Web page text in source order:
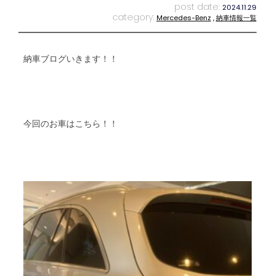
post date: 2024.11.29
category: Mercedes-Benz ,納車情報一覧
納車ブログいきます！！
今回のお車はこちら！！